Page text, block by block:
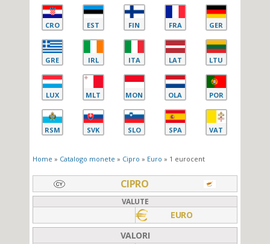
CRO EST FIN FRA GER
GRE IRL ITA LAT LTU
LUX MLT MON OLA POR
RSM SVK SLO SPA VAT
Home » Catalogo monete » Cipro » Euro » 1 eurocent
CIPRO
VALUTE
EURO
VALORI